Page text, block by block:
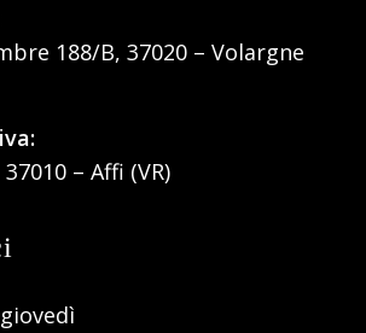
188/B, 37020 – Volargne
– Affi (VR)